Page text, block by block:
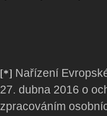
[*] Nařízení
27. dubna 2016 o
zpracováním